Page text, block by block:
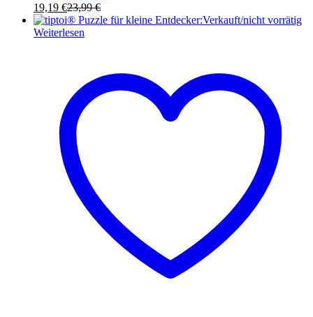
19,19 €23,99€
Verkauft/nicht vorrätig
Weiterlesen